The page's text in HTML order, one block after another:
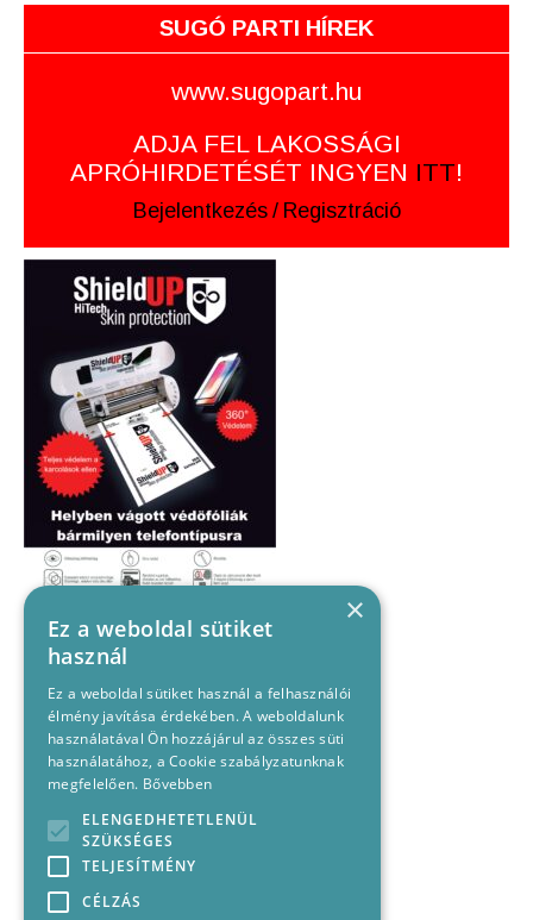
SUGÓ PARTI HÍREK
www.sugopart.hu
ADJA FEL LAKOSSÁGI
APRÓHIRDETÉSÉT INGYEN ITT!
Bejelentkezés / Regisztráció
×
Ez a weboldal sütiket
használ
Ez a weboldal sütiket használ a felhasználói
élmény javítása érdekében. A weboldalunk
használatával Ön hozzájárul az összes süti
használatához, a Cookie szabályzatunknak
megfelelően. Bővebben
ELENGEDHETETLENÜL
SZÜKSÉGES
TELJESÍTMÉNY
CÉLZÁS